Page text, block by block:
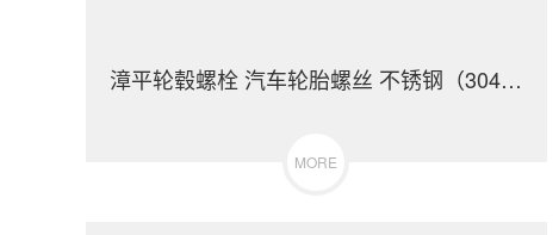
漳平轮毂螺栓 汽车轮胎螺丝 不锈钢（304/316）碳钢 合金钢
MORE